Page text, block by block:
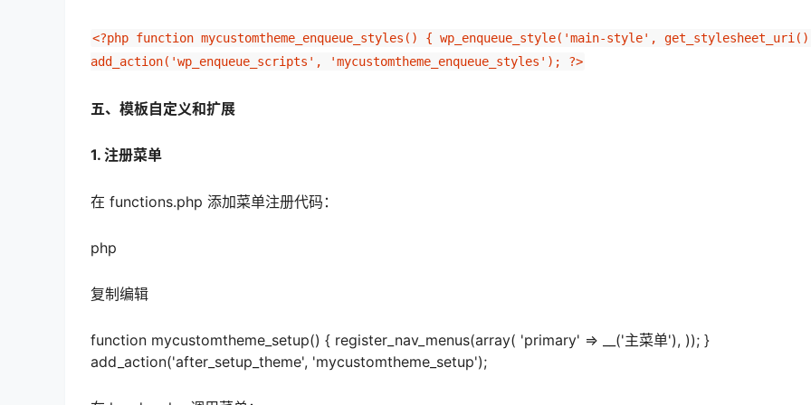
<?php function mycustomtheme_enqueue_styles() { wp_enqueue_style('main-style',
add_action('wp_enqueue_scripts', 'mycustomtheme_enqueue_styles'); ?>
五、模板自定义和扩展
1. 注册菜单
在 functions.php 添加菜单注册代码：
php
复制编辑
function mycustomtheme_setup() { register_nav_menus(array( 'primary' => __('主菜单'), )); }
add_action('after_setup_theme', 'mycustomtheme_setup');